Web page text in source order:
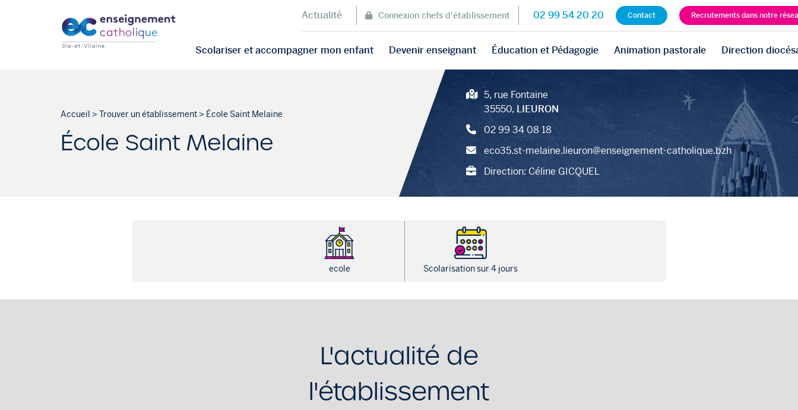
Actualité Connexion chefs d'établissement 02 99 54 20 20 Contact Recrutements dans notre
Scolariser et accompagner mon enfant Devenir enseignant Éducation et Pédagogie Animation pastorale Direction
Accueil >Trouver un établissement> École Saint Melaine
École Saint Melaine
5, rue Fontaine
35550, LIEURON
02 99 34 08 18
eco35.st-melaine.lieuron@enseignement-catholique.bzh
Direction: Céline GICQUEL
ecole Scolarisation sur 4 jours
L'actualité de
l'établissement